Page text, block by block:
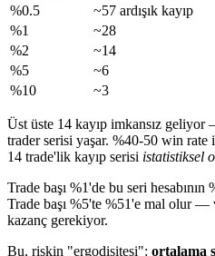
%0.5
~57 ardışık kayıp
%1
~28
%2
~14
%5
~6
%10
~3
Üst üste 14 kayıp imkansız
trader serisi yaşar. %40-50 win rate
14 trade'lik kayıp serisi istatistiksel
Trade başı %1'de bu seri
Trade başı %5'te %51'e mal olur
kazanç gerekiyor.
Bu, riskin "ergodisitesi": ortalama